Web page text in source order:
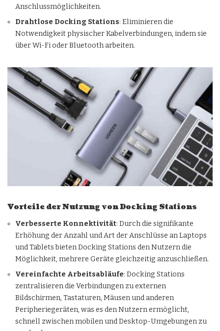
Anschlussmöglichkeiten.
Drahtlose Docking Stations: Eliminieren die
Notwendigkeit physischer Kabelverbindungen, indem sie
über Wi-Fi oder Bluetooth arbeiten.
Vorteile der Nutzung von Docking Stations
Verbesserte Konnektivität: Durch die signifikante
Erhöhung der Anzahl und Art der Anschlüsse an Laptops
und Tablets bieten Docking Stations den Nutzern die
Möglichkeit, mehrere Geräte gleichzeitig anzuschließen.
Vereinfachte Arbeitsabläufe: Docking Stations
zentralisieren die Verbindungen zu externen
Bildschirmen, Tastaturen, Mäusen und anderen
Peripheriegeräten, was es den Nutzern ermöglicht,
schnell zwischen mobilen und Desktop-Umgebungen zu